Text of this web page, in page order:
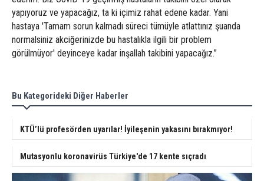
yapıyoruz ve yapacağız, ta ki içimiz rahat edene kadar. Yani
hastaya 'Tamam sorun kalmadı süreci tümüyle atlattınız şuanda
normalsiniz akciğerinizde bu hastalıkla ilgili bir problem
görülmüyor' deyinceye kadar inşallah takibini yapacağız.”
Bu Kategorideki Diğer Haberler
KTÜ’lü profesörden uyarılar! İyileşenin yakasını bırakmıyor!
Mutasyonlu koronavirüs Türkiye'de 17 kente sıçradı